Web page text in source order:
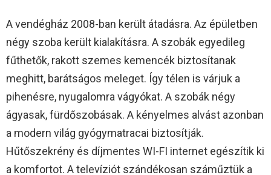
A vendégház 2008-ban került átadásra. Az épületben
négy szoba került kialakításra. A szobák egyedileg
fűthetők, rakott szemes kemencék biztosítanak
meghitt, barátságos meleget. Így télen is várjuk a
pihenésre, nyugalomra vágyókat. A szobák négy
ágyasak, fürdőszobásak. A kényelmes alvást azonban
a modern világ gyógymatracai biztosítják.
Hűtőszekrény és díjmentes WI-FI internet egészítik ki
a komfortot. A televíziót szándékosan száműztük a